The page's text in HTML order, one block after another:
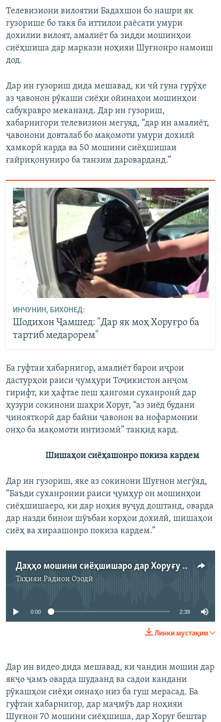
Телевизиони вилоятии Бадахшон бо нашри як
гузорише бо такя ба иттилои раёсати умури
дохилии вилоят, амалиёт ба зидди мошинҳои
сиёҳшиша дар маркази ноҳияи Шуғнонро намоиш
дод.
Дар ин гузориш дида мешавад, ки чӣ гуна гурӯҳе
аз ҷавонон рӯкаши сиёҳи ойинаҳои мошинҳои
сабукравро мекананд. Дар ин гузориш,
хабарнигори телевизион мегуяд, “дар ин амалиёт,
ҷавонони довталаб бо мақомоти умури дохилӣ
ҳамкорӣ карда ва 50 мошини сиёҳшишаи
ғайриқонуниро ба танзим дароварданд.”
ИНЧУНИН, БИХОНЕД:
Шодихон Ҷамшед: "Дар як моҳ Хоруғро ба
тартиб медарорем"
Ба гуфтаи хабарнигор, амалиёт барои иҷрои
дастурҳои раиси ҷумҳури Тоҷикистон анҷом
гирифт, ки ҳафтае пеш ҳангоми суханронӣ дар
ҳузури сокинони шаҳри Хоруғ, “аз зиёд будани
ҷинояткорӣ дар байни ҷавонон ва нофармонии
онҳо ба мақомоти интизомӣ” танқид кард.
Шишаҳои сиёҳашонро покиза кардем
Дар ин гузориш, яке аз сокинони Шуғнон мегӯяд,
“Баъди суханронии раиси ҷумҳур он мошинҳои
сиёҳшишаеро, ки дар ноҳия вуҷуд доштанд, оварда
дар назди бинои шӯъбаи корҳои дохилӣ, шишаҳои
сиёҳ ва хираашонро покиза кардем.”
Даҳҳо мошини сиёҳшишаро дар Хоруғу Шуғнон "ба танзим дароварданд"
Таҳияи Радиои Озодӣ
Феълан кор намекунад
0:00 2:39
Линки мустақим
Дар ин видео дида мешавад, ки чандин мошин дар
якҷо ҷамъ оварда шудаанд ва садои кандани
рӯкашҳои сиёҳи оинаҳо низ ба гуш мерасад. Ба
гуфтаи хабарнигор, дар маҷмӯъ дар ноҳияи
Шуғнон 70 мошини сиёҳшиша, дар Хоруғ бештар